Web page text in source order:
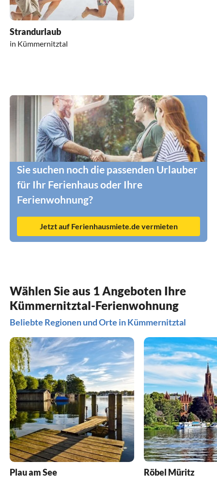
Strandurlaub
in Kümmernitztal
Sie suchen noch die passenden Urlauber
für Ihr Ferienhaus oder Ihre
Ferienwohnung?
Jetzt auf Ferienhausmiete.de vermieten
Wählen Sie aus 1 Angeboten Ihre
Kümmernitztal-Ferienwohnung
Beliebte Regionen und Orte in Kümmernitztal
Plau am See Röbel Müritz